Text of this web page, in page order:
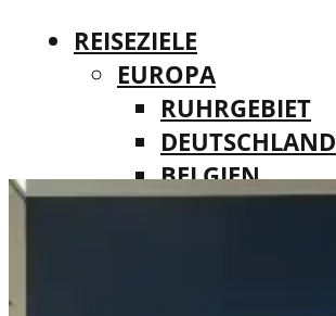
REISEZIELE
EUROPA
RUHRGEBIET
DEUTSCHLAND
BELGIEN
REISEZIELE